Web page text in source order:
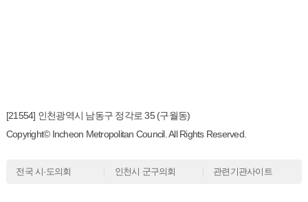
[21554] 인천광역시 남동구 정각로 35 (구월동)
Copyright© Incheon Metropolitan Council. All Rights Reserved.
전국 시·도의회 인천시 군구의회 관련기관사이트